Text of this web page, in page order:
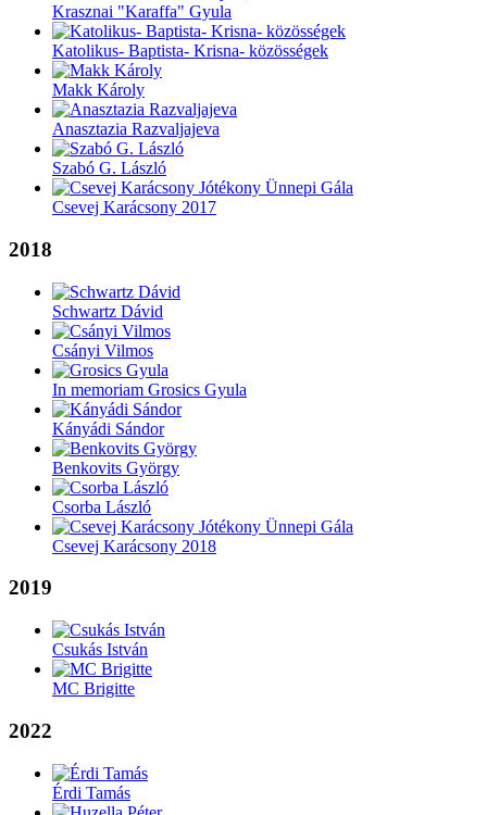
Krasznai "Karaffa" Gyula
Katolikus- Baptista- Krisna- közösségek
Makk Károly
Anasztazia Razvaljajeva
Szabó G. László
Csevej Karácsony 2017
2018
Schwartz Dávid
Csányi Vilmos
In memoriam Grosics Gyula
Kányádi Sándor
Benkovits György
Csorba László
Csevej Karácsony 2018
2019
Csukás István
MC Brigitte
2022
Érdi Tamás